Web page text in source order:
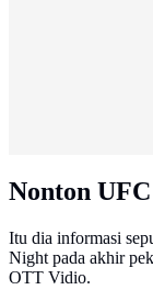
Nonton
Itu dia informasi
Night pada akhir
OTT Vidio.